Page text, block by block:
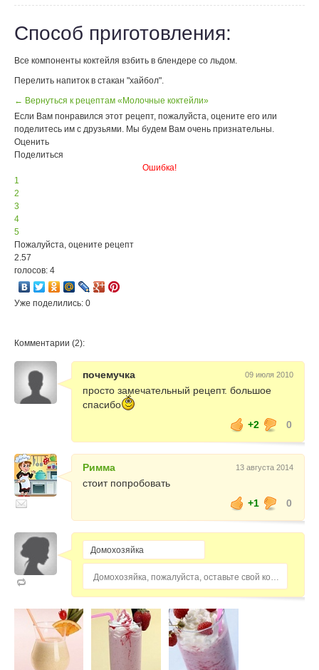
Способ приготовления:
Все компоненты коктейля взбить в блендере со льдом.
Перелить напиток в стакан "хайбол".
← Вернуться к рецептам «Молочные коктейли»
Если Вам понравился этот рецепт, пожалуйста, оцените его или
поделитесь им с друзьями. Мы будем Вам очень признательны.
Оценить
Поделиться
Ошибка!
1
2
3
4
5
Пожалуйста, оцените рецепт
2.57
голосов: 4
Уже поделились: 0
Комментарии (2):
почемучка 09 июля 2010
просто замечательный рецепт. большое
спасибо
+2
0
Римма 13 августа 2014
стоит попробовать
+1
0
Домохозяйка, пожалуйста, оставьте свой комментарий...